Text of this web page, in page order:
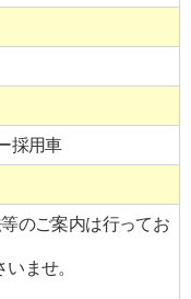
採用車
のご案内は行ってお
ませ。